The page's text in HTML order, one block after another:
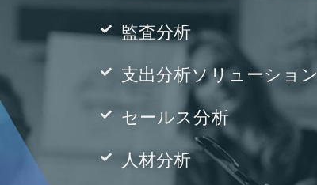
監査分析
支出分析ソリューション
セールス分析
人材分析